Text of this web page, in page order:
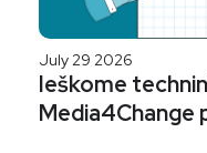
July 29 2026
Ieškome